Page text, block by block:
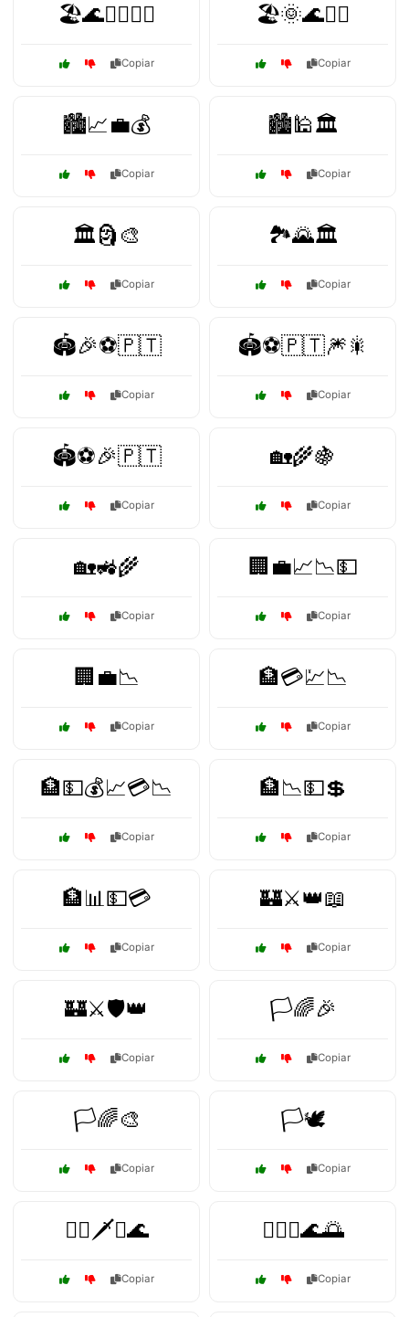
🏖️🌊🏄‍♂️🏄‍♀️
Copiar
🏖️🌞🌊🏄‍♂️
Copiar
🏙️📈💼💰
Copiar
🏙️🕌🏛️
Copiar
🏛️🗿🎨
Copiar
🏞️🌄🏛️
Copiar
🏟️🎉⚽🇵🇹
Copiar
🏟️⚽🇵🇹🎆🎇
Copiar
🏟️⚽🎉🇵🇹
Copiar
🏡🌾🍇
Copiar
🏡🚜🌾
Copiar
🏢💼📈📉💵
Copiar
🏢💼📉
Copiar
🏦💳💹📉
Copiar
🏦💵💰📈💳📉
Copiar
🏦📉💵💲
Copiar
🏦📊💵💳
Copiar
🏰⚔️👑📖
Copiar
🏰⚔️🛡️👑
Copiar
🏳️🌈🎉
Copiar
🏳️🌈🎨
Copiar
🏳️🕊️
Copiar
🏴‍☠️🗡️⚓🌊
Copiar
🏴‍☠️⚓🌊🌅
Copiar